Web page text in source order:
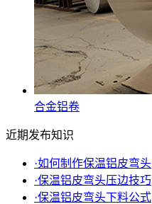
合金铝卷
近期发布知识
·如何制作保温铝皮弯头
·保温铝皮弯头压边技巧
·保温铝皮弯头下料公式